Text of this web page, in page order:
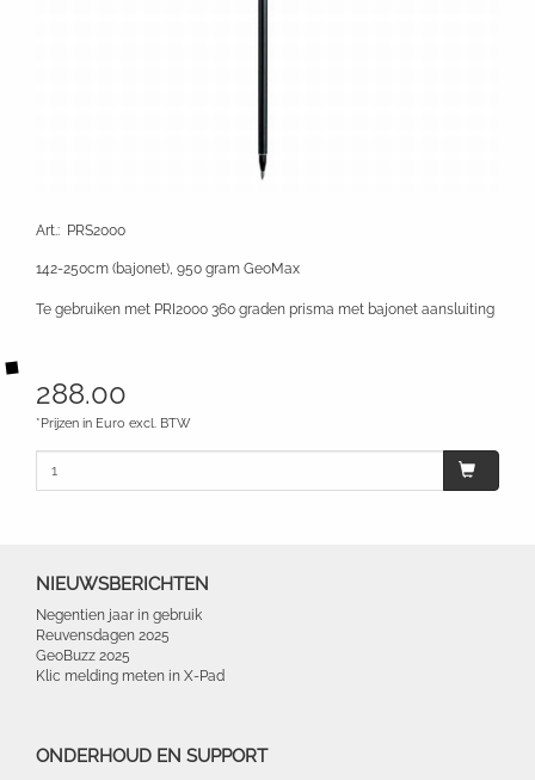
Art.: PRS2000
142-250cm (bajonet), 950 gram GeoMax
Te gebruiken met PRI2000 360 graden prisma met bajonet aansluiting
288.00
*Prijzen in Euro excl. BTW
NIEUWSBERICHTEN
Negentien jaar in gebruik
Reuvensdagen 2025
GeoBuzz 2025
Klic melding meten in X-Pad
ONDERHOUD EN SUPPORT